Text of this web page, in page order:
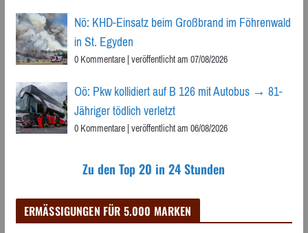
Nö: KHD-Einsatz beim Großbrand im Föhrenwald
in St. Egyden
0 Kommentare|veröffentlicht am 07/08/2026
Oö: Pkw kollidiert auf B 126 mit Autobus → 81-
Jähriger tödlich verletzt
0 Kommentare|veröffentlicht am 06/08/2026
Zu den Top 20 in 24 Stunden
ERMÄSSIGUNGEN FÜR 5.000 MARKEN